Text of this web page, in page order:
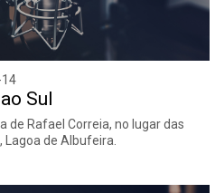
Sul
de Rafael Correia, no lugar das
Lagoa de Albufeira.